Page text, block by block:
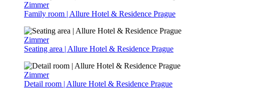
Zimmer
Family room | Allure Hotel & Residence Prague
Zimmer
Seating area | Allure Hotel & Residence Prague
Zimmer
Detail room | Allure Hotel & Residence Prague